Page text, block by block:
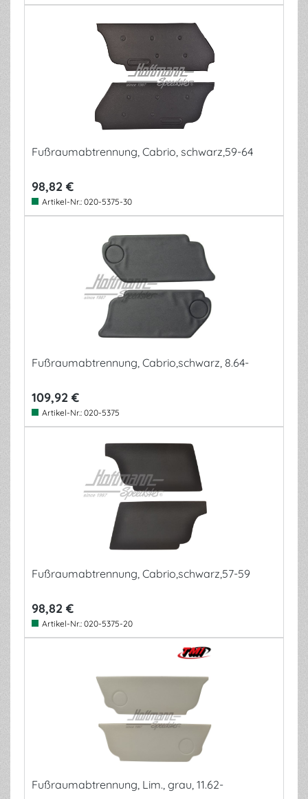
Fußraumabtrennung, Cabrio, schwarz,59-64
98,82 €
Artikel-Nr.: 020-5375-30
Fußraumabtrennung, Cabrio,schwarz, 8.64-
109,92 €
Artikel-Nr.: 020-5375
Fußraumabtrennung, Cabrio,schwarz,57-59
98,82 €
Artikel-Nr.: 020-5375-20
Fußraumabtrennung, Lim., grau, 11.62-